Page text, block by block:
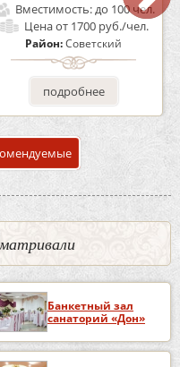
Вместимость:до 100 чел.
Ценаот 1700 руб./чел.
Район:Советский
подробнее
Банкетный зал
санаторий «Дон»